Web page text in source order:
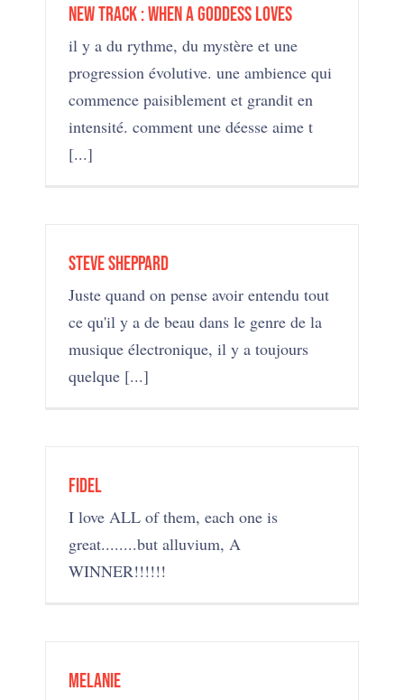
New track : When A Goddess Loves
il y a du rythme, du mystère et une
progression évolutive. une ambience qui
commence paisiblement et grandit en
intensité. comment une déesse aime t
[...]
Steve Sheppard
Juste quand on pense avoir entendu tout
ce qu'il y a de beau dans le genre de la
musique électronique, il y a toujours
quelque [...]
fidel
I love ALL of them, each one is
great........but alluvium, A
WINNER!!!!!!
Melanie